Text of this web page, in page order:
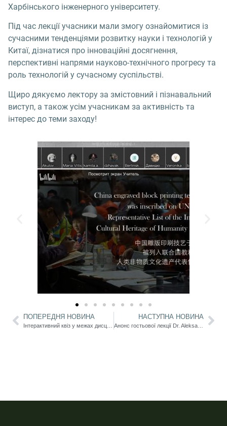
Харбінського інженерного університету.
Під час лекції учасники мали змогу ознайомитися із
сучасними тенденціями розвитку науки і технологій у
Китаї, дізнатися про інноваційні досягнення,
перспективні напрями науково-технічного прогресу та
роль технологій у сучасному суспільстві.
Щиро дякуємо лектору за змістовний і пізнавальний
виступ, а також усім учасникам за активність та
інтерес до теми заходу!
ПОПЕРЕДНЯ НОВИНА НАСТУПНА НОВИНА
Анонс гостьової лекції Dr. Aleksandra Gerkerova “Delivering Ideas Clearly and Effectively